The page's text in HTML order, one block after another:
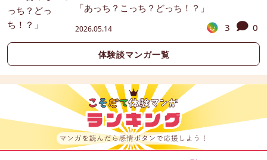
「あっち？こっち？どっち！？」
2026.05.14 3 0
体験談マンガ一覧